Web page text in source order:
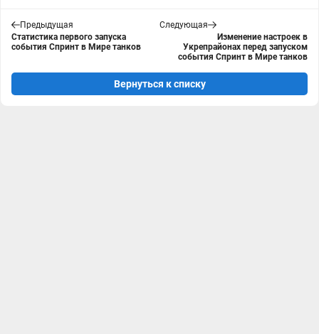
Предыдущая
Статистика первого запуска
события Спринт в Мире танков
Следующая
Изменение настроек в
Укрепрайонах перед запуском
события Спринт в Мире танков
Вернуться к списку